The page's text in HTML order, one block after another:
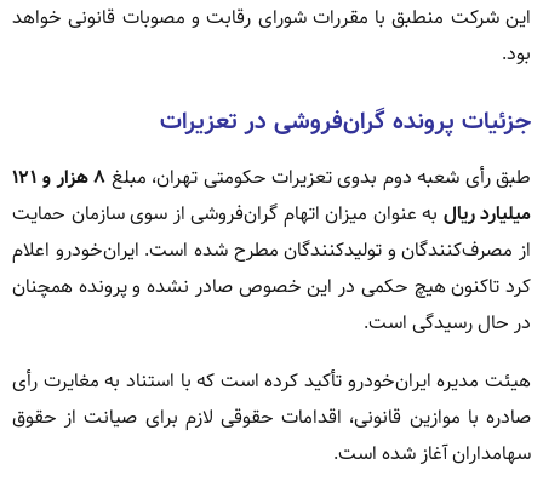
این شرکت منطبق با مقررات شورای رقابت و مصوبات قانونی خواهد
بود.
جزئیات پرونده گران‌فروشی در تعزیرات
طبق رأی شعبه دوم بدوی تعزیرات حکومتی تهران، مبلغ
۸ هزار و ۱۲۱
میلیارد ریال به عنوان میزان اتهام گران‌فروشی از سوی سازمان حمایت
از مصرف‌کنندگان و تولیدکنندگان مطرح شده است. ایران‌خودرو اعلام
کرد تاکنون هیچ حکمی در این خصوص صادر نشده و پرونده همچنان
در حال رسیدگی است.
هیئت مدیره ایران‌خودرو تأکید کرده است که با استناد به مغایرت رأی
صادره با موازین قانونی، اقدامات حقوقی لازم برای صیانت از حقوق
سهامداران آغاز شده است.